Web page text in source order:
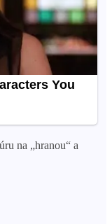
na „hranou“ a